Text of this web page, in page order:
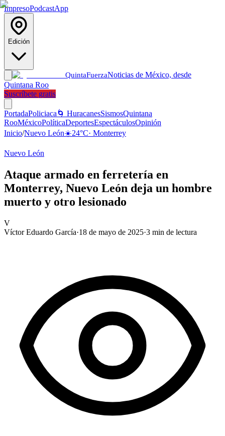
ImpresoPodcastApp
Edición
QuintaFuerzaNoticias de México, desde
Quintana Roo
Suscríbete gratis
PortadaPoliciaca 🌀 HuracanesSismosQuintana
RooMéxicoPolíticaDeportesEspectáculosOpinión
Inicio/Nuevo León☀️24°C· Monterrey
Nuevo León
Ataque armado en ferretería en
Monterrey, Nuevo León deja un hombre
muerto y otro lesionado
V
Víctor Eduardo García·18 de mayo de 2025·3 min de lectura